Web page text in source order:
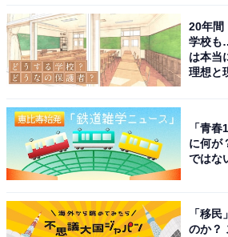
20年間
学校も
は本当
理想と
「青
に何が
ではな
「移
のか？